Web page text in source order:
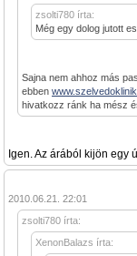
zsolti780 írta:
Még egy dolog jutott
Sajna nem ahhoz más
ebben
hivatkozz ránk ha mész
Igen. Az árából kijön egy
2010.06.21. 22:01
zsolti780 írta:
XenonBalazs írta: